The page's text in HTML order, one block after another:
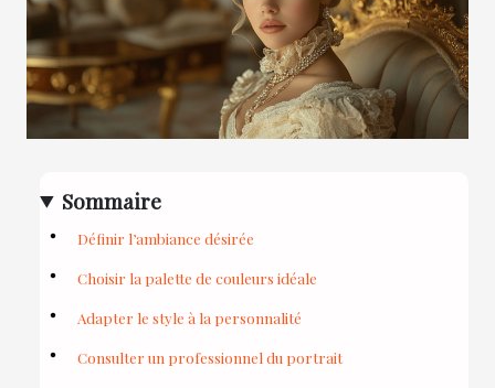
Sommaire
Définir l’ambiance désirée
Choisir la palette de couleurs idéale
Adapter le style à la personnalité
Consulter un professionnel du portrait